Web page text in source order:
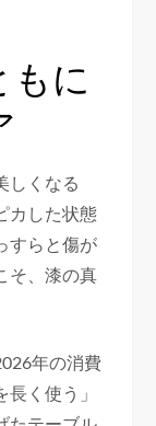
もに
しくなる
カした状態
すらと傷が
そ、漆の真
年の消費
く使う」